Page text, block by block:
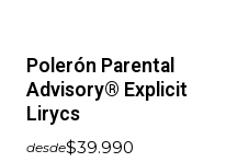
Polerón Parental
Advisory® Explicit
Lirycs
desde$39.990